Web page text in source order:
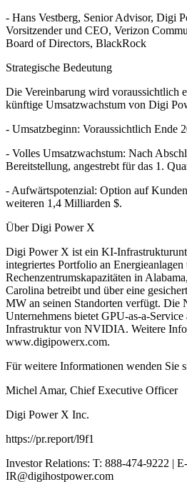
- Hans Vestberg, Senior Advisor, Digi
Vorsitzender und CEO, Verizon
Board of Directors, BlackRock
Strategische Bedeutung
Die Vereinbarung wird voraussichtlich
künftige Umsatzwachstum von Digi
- Umsatzbeginn: Voraussichtlich Ende
- Volles Umsatzwachstum: Nach
Bereitstellung, angestrebt für das 1.
- Aufwärtspotenzial: Option auf
weiteren 1,4 Milliarden $.
Über Digi Power X
Digi Power X ist ein KI-
integriertes Portfolio an Energieanlagen
Rechenzentrumskapazitäten in
Carolina betreibt und über eine
MW an seinen Standorten verfügt. Die
Unternehmens bietet GPU-as-a-
Infrastruktur von NVIDIA. Weitere
www.digipowerx.com.
Für weitere Informationen wenden Sie
Michel Amar, Chief Executive Officer
Digi Power X Inc.
https://pr.report/l9f1
Investor Relations: T: 888-474-9222 |
IR@digihostpower.com